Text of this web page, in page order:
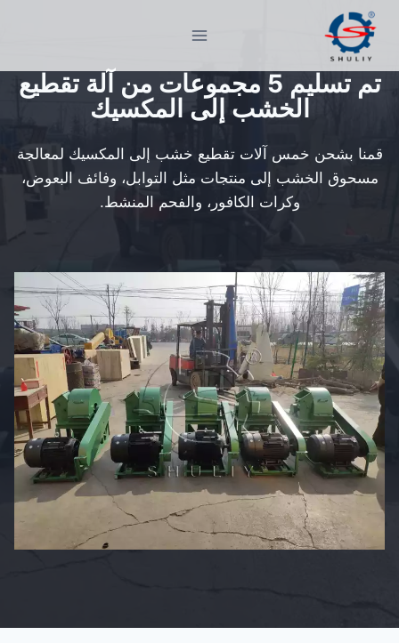
التجاوز
المحتوى
تم تسليم 5 مجموعات من آلة تقطيع
الخشب إلى المكسيك
قمنا بشحن خمس آلات تقطيع خشب إلى المكسيك لمعالجة
مسحوق الخشب إلى منتجات مثل التوابل، وفائف البعوض،
وكرات الكافور، والفحم المنشط.